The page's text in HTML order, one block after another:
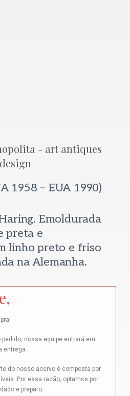
1958 – EUA 1990)
Emoldurada
preta e
linho preto e friso
na Alemanha.
nossa equipe entrará em
entrega.
do nosso acervo é composta por
Por essa razão, optamos por
e preparo.